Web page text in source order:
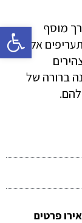
מוסף
אלה
ברורה של
פרטים